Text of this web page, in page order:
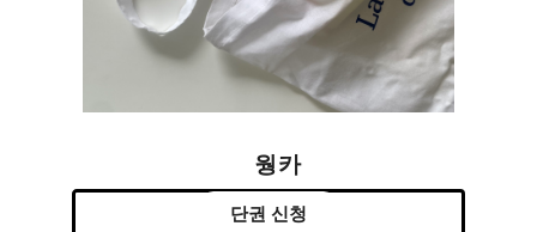
웡카
단권 신청